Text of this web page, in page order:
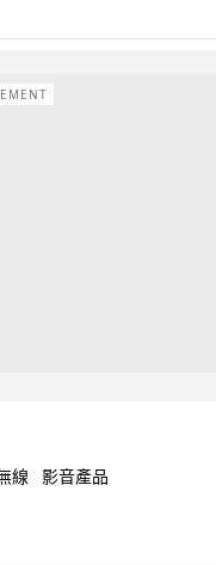
線 影音產品